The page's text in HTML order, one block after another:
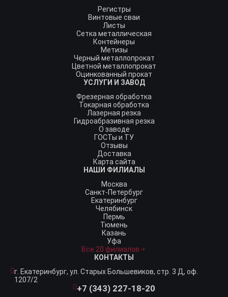
Регистры
Винтовые сваи
Листы
Сетка металлическая
Контейнеры
Метизы
Черный металлопрокат
Цветной металлопрокат
Оцинкованный прокат
УСЛУГИ И ЗАВОД
Фрезерная обработка
Токарная обработка
Лазерная резка
Гидроабразивная резка
О заводе
ГОСТы и ТУ
Отзывы
Доставка
Карта сайта
НАШИ ФИЛИАЛЫ
Москва
Санкт-Петербург
Екатеринбург
Челябинск
Пермь
Тюмень
Казань
Уфа
Все 20 филиалов
КОНТАКТЫ
г. Екатеринбург, ул. Старых Большевиков, стр. 3 Д, оф.
1207/2
+7 (343) 227-18-20